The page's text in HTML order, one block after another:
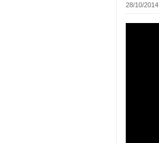
28/10/2014